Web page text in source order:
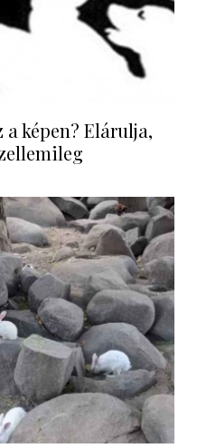
képen? Elárulja,